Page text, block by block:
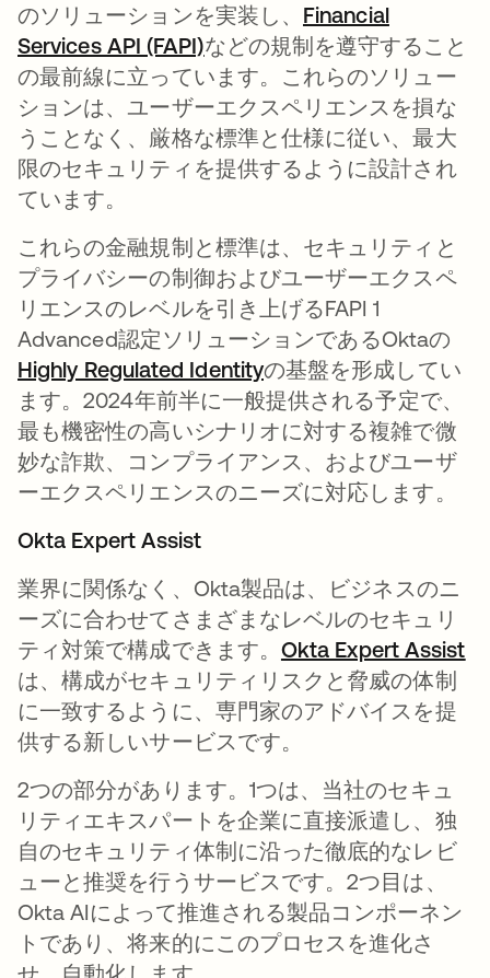
のソリューションを実装し、 Financial
Services API (FAPI)新しいタブで開く
などの規制を遵守すること
の最前線に立っています。これらのソリュー
ションは、ユーザーエクスペリエンスを損な
うことなく、厳格な標準と仕様に従い、最大
限のセキュリティを提供するように設計され
ています。
これらの金融規制と標準は、セキュリティと
プライバシーの制御およびユーザーエクスペ
リエンスのレベルを引き上げるFAPI 1
Advanced認定ソリューションであるOktaの
Highly Regulated Identity新しいタブで開く
の基盤を形成してい
ます。2024年前半に一般提供される予定で、
最も機密性の高いシナリオに対する複雑で微
妙な詐欺、コンプライアンス、およびユーザ
ーエクスペリエンスのニーズに対応します。
Okta Expert Assist
業界に関係なく、Okta製品は、ビジネスのニ
ーズに合わせてさまざまなレベルのセキュリ
ティ対策で構成できます。 Okta Expert Assist
は、構成がセキュリティリスクと脅威の体制
に一致するように、専門家のアドバイスを提
供する新しいサービスです。
2つの部分があります。1つは、当社のセキュ
リティエキスパートを企業に直接派遣し、独
自のセキュリティ体制に沿った徹底的なレビ
ューと推奨を行うサービスです。2つ目は、
Okta AIによって推進される製品コンポーネン
トであり、将来的にこのプロセスを進化さ